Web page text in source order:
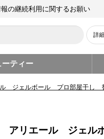
の継続利用に関するお願い
詳
ーティー
ル ジェルボール プロ部屋干
アリエール ジェ